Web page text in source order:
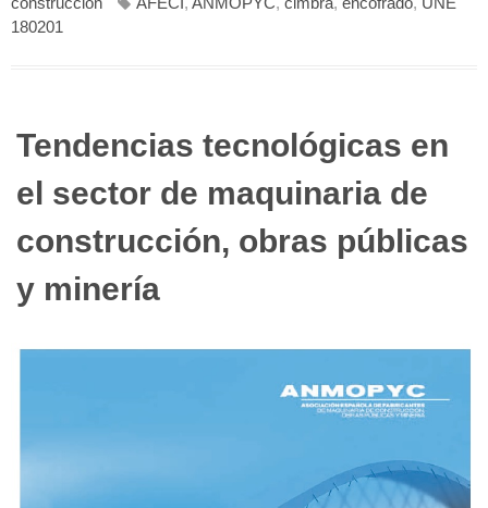
180201
Tendencias tecnológicas en
el sector de maquinaria de
construcción, obras públicas
y minería